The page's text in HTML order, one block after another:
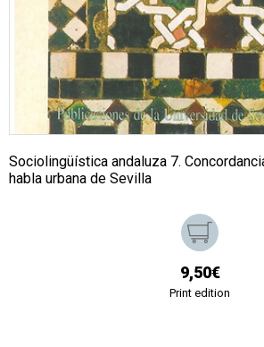
Sociolingüística andaluza 7.
habla urbana de Sevilla
9,50€
Print edition